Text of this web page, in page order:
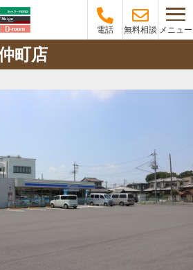
電話 無料相談 メニュー
町店